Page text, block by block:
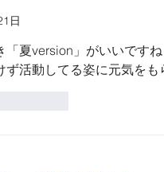
日
「夏version」がいいですね
ず活動してる姿に元気を